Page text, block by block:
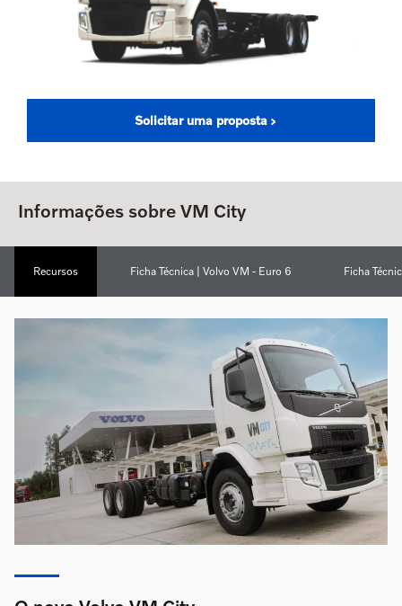
Solicitar uma proposta
Informações sobre VM City
Recursos Ficha Técnica | Volvo VM - Euro 6 Ficha